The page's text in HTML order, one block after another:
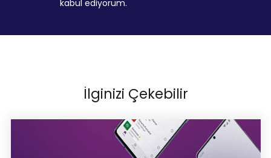
kabul ediyorum.
İlginizi Çekebilir